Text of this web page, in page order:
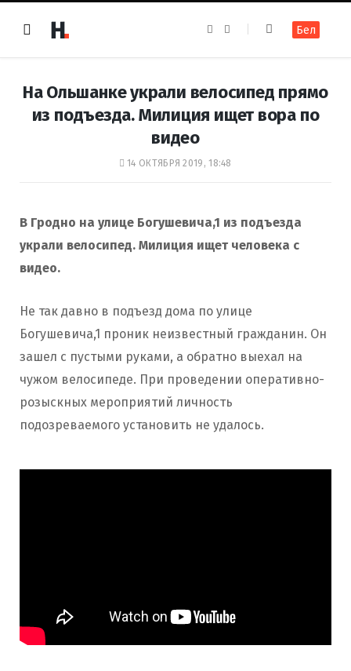
e
o
k
t
r
a
m
Бел
На Ольшанке украли велосипед прямо
из подъезда. Милиция ищет вора по
видео
14 ОКТЯБРЯ 2019, 18:48
В Гродно на улице Богушевича,1 из подъезда
украли велосипед. Милиция ищет человека с
видео.
Не так давно в подъезд дома по улице
Богушевича,1 проник неизвестный гражданин. Он
зашел с пустыми руками, а обратно выехал на
чужом велосипеде. При проведении оперативно-
розыскных мероприятий личность
подозреваемого установить не удалось.